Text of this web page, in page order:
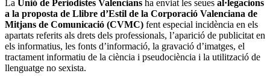
La Unió de Periodistes Valencians ha enviat les seues al·legacions
a la proposta de Llibre d’Estil de la Corporació Valenciana de
Mitjans de Comunicació (CVMC) fent especial incidència en els
apartats referits als drets dels professionals, l’aparició de publicitat en
els informatius, les fonts d’informació, la gravació d’imatges, el
tractament informatiu de la ciència i pseudociència i la utilització de
llenguatge no sexista.